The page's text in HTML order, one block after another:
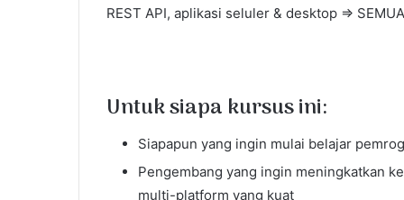
REST API, aplikasi seluler & desktop =>
Untuk siapa kursus ini:
Siapapun yang ingin mulai belajar
Pengembang yang ingin meningkatkan
multi-platform yang kuat